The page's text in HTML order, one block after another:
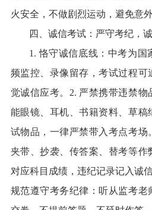
火安全，不做剧烈运动，避免意
四、诚信考试：严守考纪，
1. 恪守诚信底线：中考为
频监控、录像留存，考试过程可
觉诚信应考。2. 严禁携带违禁物
能眼镜、耳机、书籍资料、草稿
试物品，一律严禁带入考点考场
夹带、抄袭、传答案、替考等作
对应科目成绩，违纪记录记入诚
规范遵守考务纪律：听从监考老